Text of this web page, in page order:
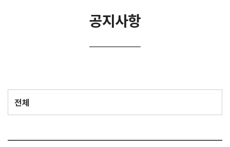
공지사항